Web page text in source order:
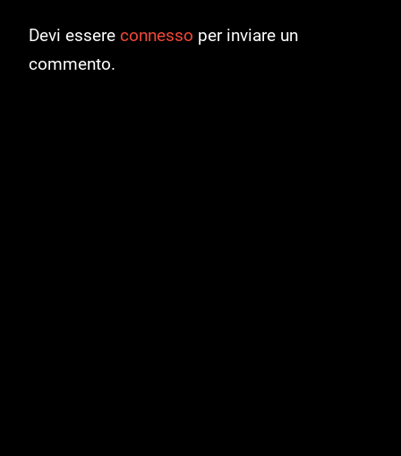
Devi essere connesso per inviare un
commento.